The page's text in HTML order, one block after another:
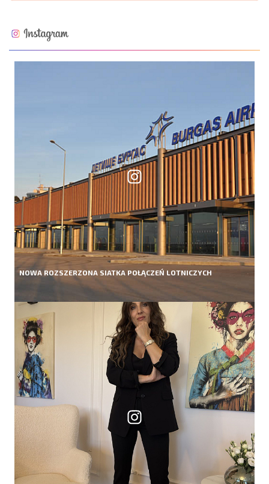
NOWA ROZSZERZONA SIATKA POŁĄCZEŃ LOTNICZYCH